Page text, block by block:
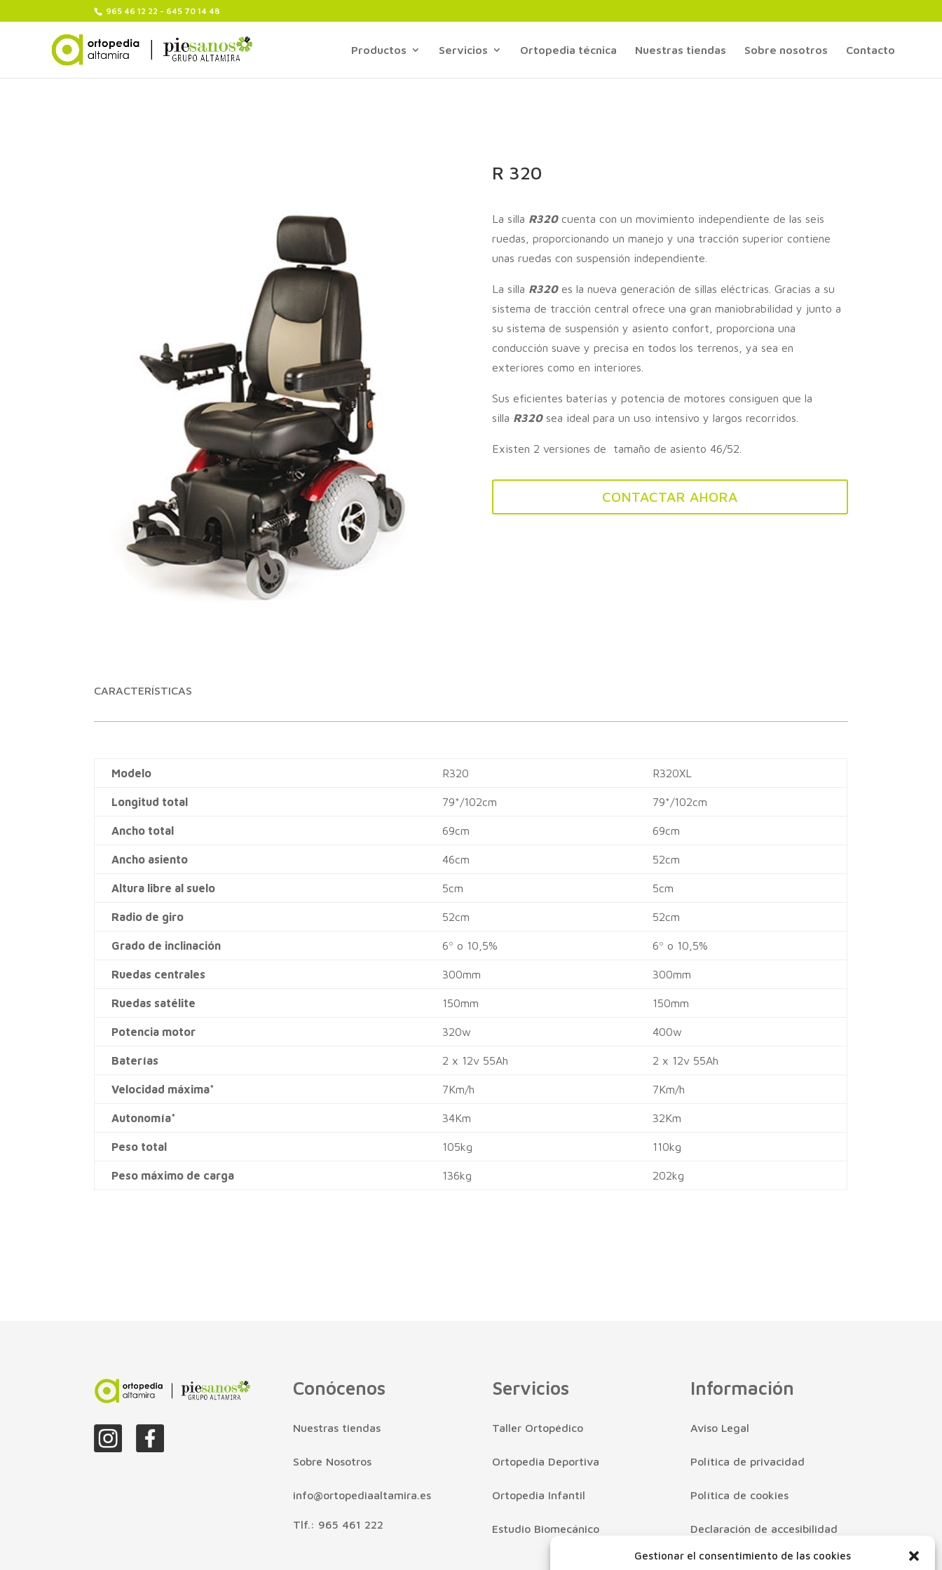
Gestionar el consentimiento de las cookies
965 46 12 22 - 645 70 14 48
Productos Servicios Ortopedia técnica Nuestras tiendas Sobre nosotros Contacto
R 320
La silla R320cuenta con un movimiento independiente de las seis
ruedas, proporcionando un manejo y una tracción superior contiene
unas ruedas con suspensión independiente.
La silla R320es la nueva generación de sillas eléctricas. Gracias a su
sistema de tracción central ofrece una gran maniobrabilidad y junto a
su sistema de suspensión y asiento confort, proporciona una
conducción suave y precisa en todos los terrenos, ya sea en
exteriores como en interiores.
Sus eficientes baterías y potencia de motores consiguen que la
silla R320sea ideal para un uso intensivo y largos recorridos.
Existen 2 versiones de tamaño de asiento 46/52.
CONTACTAR AHORA
CARACTERÍSTICAS
Modelo R320 R320XL
Longitud total 79*/102cm 79*/102cm
Ancho total 69cm 69cm
Ancho asiento 46cm 52cm
Altura libre al suelo 5cm 5cm
Radio de giro 52cm 52cm
Grado de inclinación 6º o 10,5% 6º o 10,5%
Ruedas centrales 300mm 300mm
Ruedas satélite 150mm 150mm
Potencia motor 320w 400w
Baterías 2 x 12v 55Ah 2 x 12v 55Ah
Velocidad máxima* 7Km/h 7Km/h
Autonomía* 34Km 32Km
Peso total 105kg 110kg
Peso máximo de carga 136kg 202kg
Conócenos
Nuestras tiendas
Sobre Nosotros
info@ortopediaaltamira.es
Tlf.: 965 461 222
Servicios
Taller Ortopédico
Ortopedia Deportiva
Ortopedia Infantil
Estudio Biomecánico
Información
Aviso Legal
Política de privacidad
Política de cookies
Declaración de accesibilidad
Mapa Web